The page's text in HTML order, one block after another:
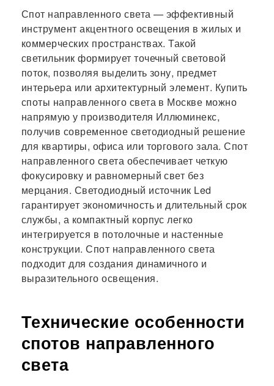
Спот направленного света — эффективный
инструмент акцентного освещения в жилых и
коммерческих пространствах. Такой
светильник формирует точечный световой
поток, позволяя выделить зону, предмет
интерьера или архитектурный элемент. Купить
споты направленного света в Москве можно
напрямую у производителя Иллюминекс,
получив современное светодиодный решение
для квартиры, офиса или торгового зала. Спот
направленного света обеспечивает четкую
фокусировку и равномерный свет без
мерцания. Светодиодный источник Led
гарантирует экономичность и длительный срок
службы, а компактный корпус легко
интегрируется в потолочные и настенные
конструкции. Спот направленного света
подходит для создания динамичного и
выразительного освещения.
Технические особенности
спотов направленного
света